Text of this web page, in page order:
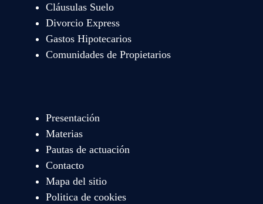
Cláusulas Suelo
Divorcio Express
Gastos Hipotecarios
Comunidades de Propietarios
Presentación
Materias
Pautas de actuación
Contacto
Mapa del sitio
Politica de cookies